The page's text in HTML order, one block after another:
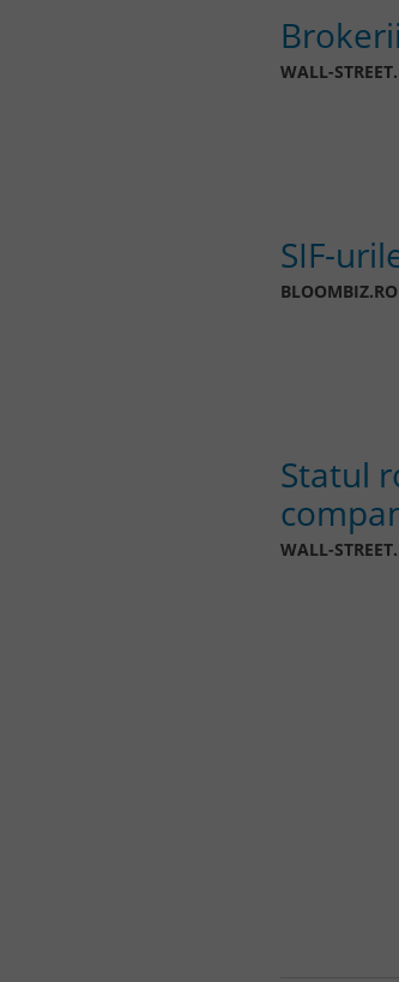
WALL-
SIF-
BLOOMBIZ.RO
Statul
WALL-